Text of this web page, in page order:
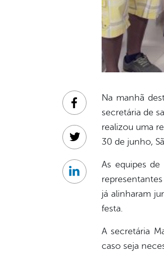
Na manhã
secretária de
realizou uma
30 de junho,
As equipes
já alinharam
festa.
A secretária
caso seja
Facebook
Twitter
Linkedin